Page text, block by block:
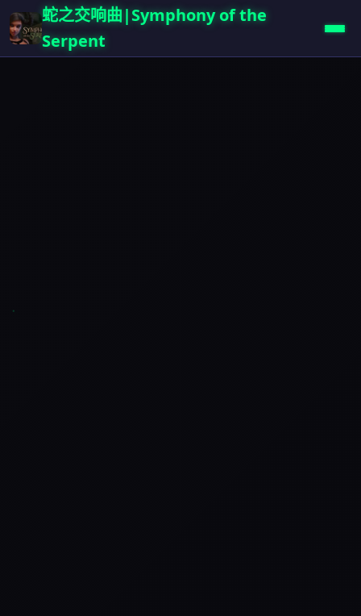
蛇之交响曲|Symphony of the
Serpent